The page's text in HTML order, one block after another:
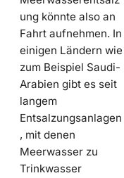
ung könnte also an
Fahrt aufnehmen. In
einigen Ländern wie
zum Beispiel Saudi-
Arabien gibt es seit
langem
Entsalzungsanlagen
, mit denen
Meerwasser zu
Trinkwasser